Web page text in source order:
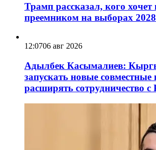
Трамп рассказал, кого хочет
преемником на выборах 2028
12:0706 авг 2026
Адылбек Касымалиев:
запускать новые
расширять сотрудничество с